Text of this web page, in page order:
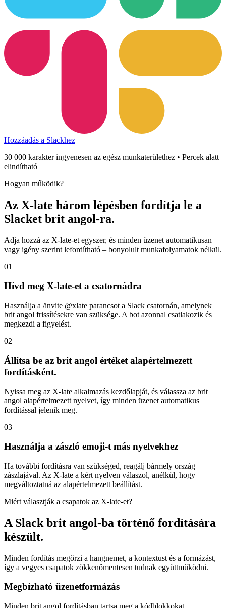
Hozzáadás a Slackhez
30 000 karakter ingyenesen az egész munkaterülethez • Percek alatt
elindítható
Hogyan működik?
Az X-late három lépésben fordítja le a
Slacket brit angol-ra.
Adja hozzá az X-late-et egyszer, és minden üzenet automatikusan
vagy igény szerint lefordítható – bonyolult munkafolyamatok nélkül.
01
Hívd meg X-late-et a csatornádra
Használja a /invite @xlate parancsot a Slack csatornán, amelynek
brit angol frissítésekre van szüksége. A bot azonnal csatlakozik és
megkezdi a figyelést.
02
Állítsa be az brit angol értéket alapértelmezett
fordításként.
Nyissa meg az X-late alkalmazás kezdőlapját, és válassza az brit
angol alapértelmezett nyelvet, így minden üzenet automatikus
fordítással jelenik meg.
03
Használja a zászló emoji-t más nyelvekhez
Ha további fordításra van szükséged, reagálj bármely ország
zászlajával. Az X-late a kért nyelven válaszol, anélkül, hogy
megváltoztatná az alapértelmezett beállítást.
Miért választják a csapatok az X-late-et?
A Slack brit angol-ba történő fordítására
készült.
Minden fordítás megőrzi a hangnemet, a kontextust és a formázást,
így a vegyes csapatok zökkenőmentesen tudnak együttműködni.
Megbízható üzenetformázás